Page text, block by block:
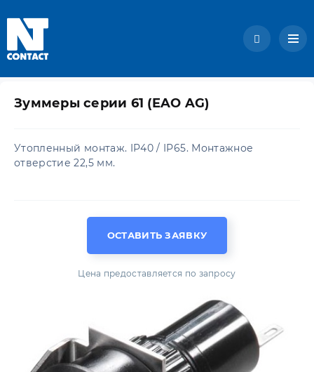
Зуммеры серии 61 (EAO AG)
Утопленный монтаж. IP40 / IP65. Монтажное
отверстие 22,5 мм.
ОСТАВИТЬ ЗАЯВКУ
Цена предоставляется по запросу